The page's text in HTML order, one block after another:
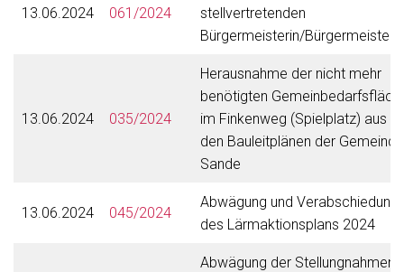
13.06.2024 061/2024
stellvertretenden
Bürgermeisterin/Bürgermeisters
13.06.2024 035/2024
Herausnahme der nicht mehr
benötigten
im Finkenweg (Spielplatz) aus
den Bauleitplänen der Gemeinde
Sande
13.06.2024 045/2024
Abwägung und Verabschiedung
des Lärmaktionsplans 2024
Abwägung der Stellungnahmen